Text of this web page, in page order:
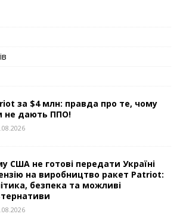
за $4 млн: правда про те, чому
не дають ППО!
США не готові передати Україні
на виробництво ракет Patriot:
безпека та можливі